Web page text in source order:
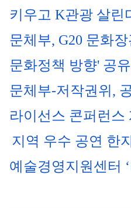
키우고 K관광 살린
문체부, G20 문화
문화정책 방향' 공유
문체부-저작권위,
라이선스 콘퍼런스
지역 우수 공연 한
예술경영지원센터